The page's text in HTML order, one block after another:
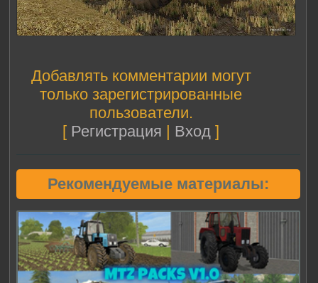
Добавлять комментарии могут
только зарегистрированные
пользователи.
[ Регистрация Вход ]
Рекомендуемые материалы: